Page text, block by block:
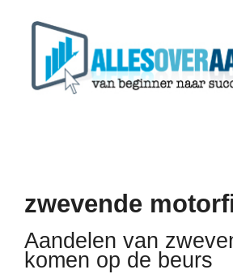
zwevende
Aandelen van
komen op de beurs